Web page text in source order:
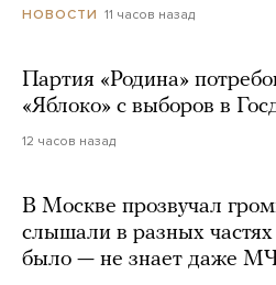
НОВОСТИ 11 часов назад
Партия «Родина»
«Яблоко» с выборов в
12 часов назад
В Москве прозвучал
слышали в разных частях
было — не знает даже